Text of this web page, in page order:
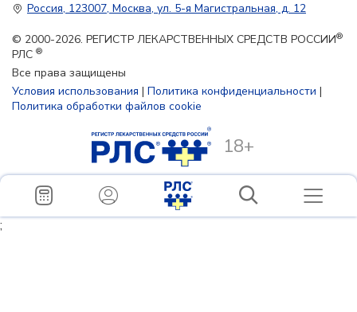
Россия, 123007, Москва, ул. 5-я Магистральная, д. 12
© 2000-2026. РЕГИСТР ЛЕКАРСТВЕННЫХ СРЕДСТВ РОССИИ®
РЛС ®
Все права защищены
Условия использования | Политика конфиденциальности |
Политика обработки файлов cookie
18+
;